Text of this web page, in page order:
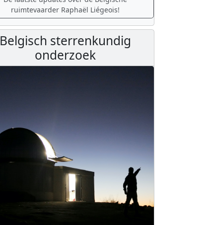
ruimtevaarder Raphaël Liégeois!
Belgisch sterrenkundig
onderzoek